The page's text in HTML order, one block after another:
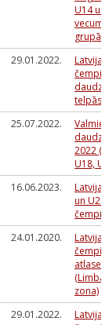
U14 un
vecuma
grupām
29.01.2022.
Latvijas
telpās
25.07.2022.
2022
U18,
16.06.2023.
un U20
24.01.2020.
atlase
zona)
29.01.2022.
Latvijas